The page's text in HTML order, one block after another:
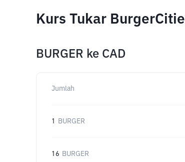
Kurs Tukar
BURGER ke CAD
Jumlah
1 BURGER
16 BURGER